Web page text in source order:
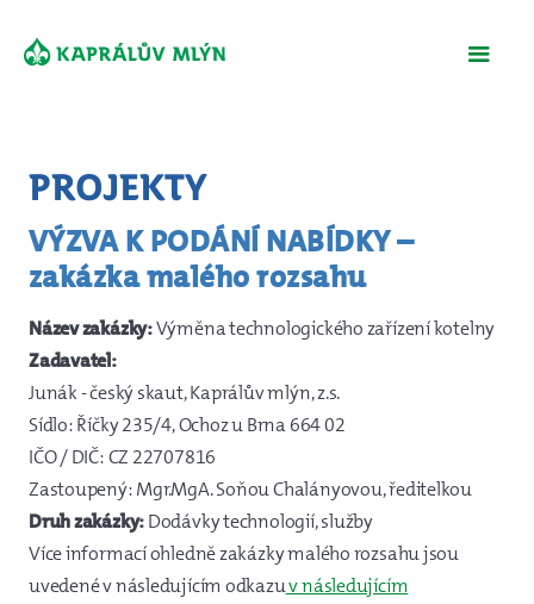
Projekty
VÝZVA K PODÁNÍ NABÍDKY –
zakázka malého rozsahu
Název zakázky:Výměna technologického zařízení kotelny
Zadavatel:
Junák - český skaut, Kaprálův mlýn, z.s.
Sídlo: Říčky 235/4, Ochoz u Brna 664 02
IČO / DIČ: CZ 22707816
Zastoupený: Mgr.MgA. Soňou Chalányovou, ředitelkou
Druh zakázky:Dodávky technologií, služby
Více informací ohledně zakázky malého rozsahu jsou
uvedené v následujícím odkazuv následujícím